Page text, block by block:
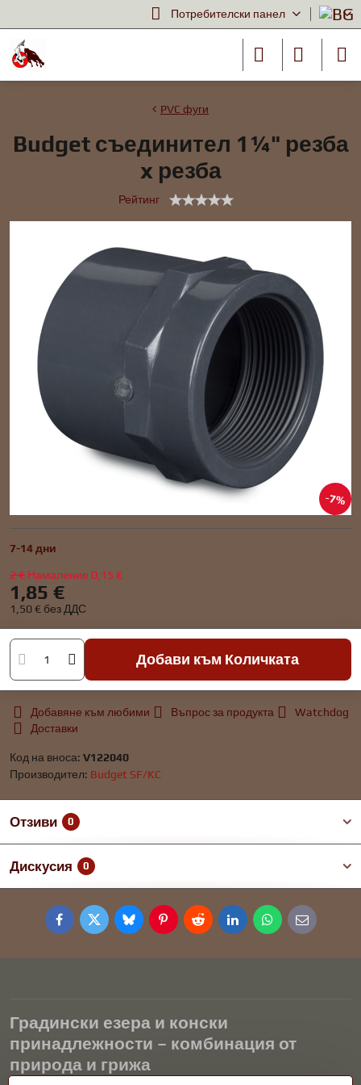
Потребителски панел
7%
PVC фуги
Budget съединител 1¼" резба
x резба
Рейтинг
7-14 дни
2 € Намаление 0,15 €
1,85 €
1,50 € без ДДС
Добави към Количката
Добавяне към любими Въпрос за продукта
Watchdog
Доставки
Код на вноса: V122040
Производител: Budget SF/KC
Отзиви 0
Дискусия 0
FacebookTwitterBlueskyPinterestRedditLinkedInWhatsApp
E-
mail
Градински езера и конски
принадлежности – комбинация от
природа и грижа